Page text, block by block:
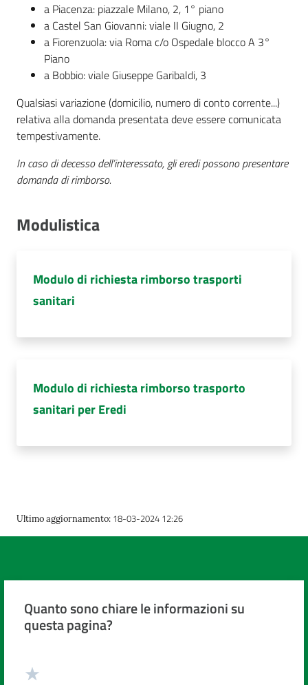
Seguici
a Piacenza: piazzale Milano, 2, 1° piano
a Castel San Giovanni: viale II Giugno, 2
a Fiorenzuola: via Roma c/o Ospedale blocco A 3°
Piano
a Bobbio: viale Giuseppe Garibaldi, 3
Qualsiasi variazione (domicilio, numero di conto corrente...)
relativa alla domanda presentata deve essere comunicata
tempestivamente.
In caso di decesso dell’interessato, gli eredi possono presentare
domanda di rimborso.
Modulistica
Modulo di richiesta rimborso trasporti
sanitari
Modulo di richiesta rimborso trasporto
sanitari per Eredi
Ultimo aggiornamento: 18-03-2024 12:26
Quanto sono chiare le informazioni su
questa pagina?